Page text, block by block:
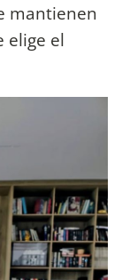
mantienen
elige el